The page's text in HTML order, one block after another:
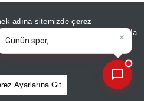
adına sitemizdeçerez
KVKK ve GDPR kapsamında
içinAydınlatma Metnimizi
Ayarlarına Git
duyurusunu bekliyor.
Günün spor, gündem ve
ekonomi gelişmelerini analiz
edin|